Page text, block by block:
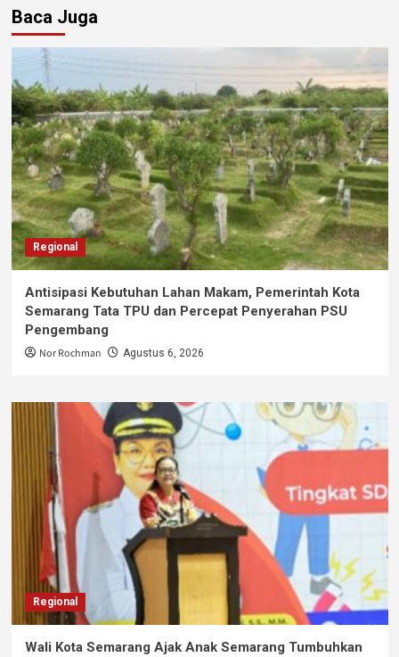
Baca Juga
Regional
Antisipasi Kebutuhan Lahan Makam, Pemerintah Kota
Semarang Tata TPU dan Percepat Penyerahan PSU
Pengembang
Nor Rochman Agustus 6, 2026
Regional
Wali Kota Semarang Ajak Anak Semarang Tumbuhkan